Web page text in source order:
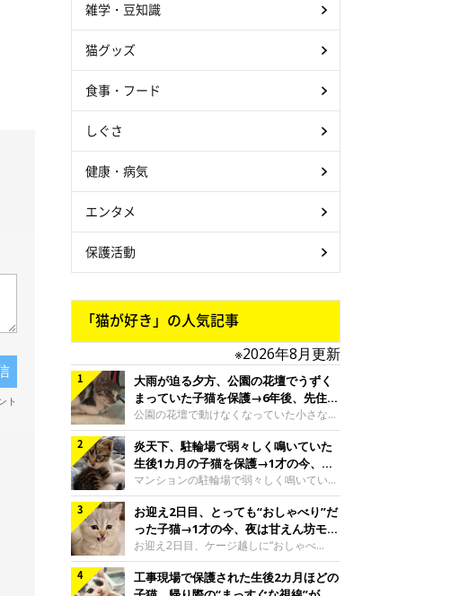
雑学・豆知識
猫グッズ
食事・フード
しぐさ
健康・病気
エンタメ
保護活動
「猫が好き」の人気記事
※2026年8月更新
大雨が迫る夕方、公園の花壇でうずく
まっていた子猫を保護→6年後、先住猫
と“姉妹”のような関係に
公園の花壇で動けなくなっていた小さな子
猫。家族に迎えられてから6年、先住猫と
の間には深い絆が育まれていました。保護
当時のティダちゃん。
@muumuu62197189紹介するのは、
X（旧Twitter）ユーザー
@muumuu62197189さんの愛猫・ティダ
ちゃん（取材時6才）の成長記録です。こ
ちらは、生後3カ月ごろのティダちゃん。
飼い主さんが出会ったのは、夜から大雨に
なると予報されていた日の夕方でした。花
壇で動けずにいた子猫保護したばかりのテ
炎天下、駐輪場で弱々しく鳴いていた
生後1カ月の子猫を保護→1才の今、筋
肉質でツンデレなコに成長
マンションの駐輪場で弱々しく鳴いてい
た、生後1カ月ほどの子猫。家族に迎えら
れてから1年、体も行動も大きく成長しま
した。炎天下の駐輪場で鳴いていた小さな
子猫保護当時のモモちゃん。@Kingponzu
紹介するのは、X（旧Twitter）ユーザー
@Kingponzuさんの愛猫・モモちゃん（取
お迎え2日目、とっても“おしゃべり”だ
った子猫→1才の今、夜は甘えん坊モー
ドになるコに成長！
お迎え2日目、ケージ越しに“おしゃべ
り”する姿を見せていた子猫。1才になった
今も見せる愛らしい姿にキュンとします。
工事現場で保護された生後2カ月ほどの